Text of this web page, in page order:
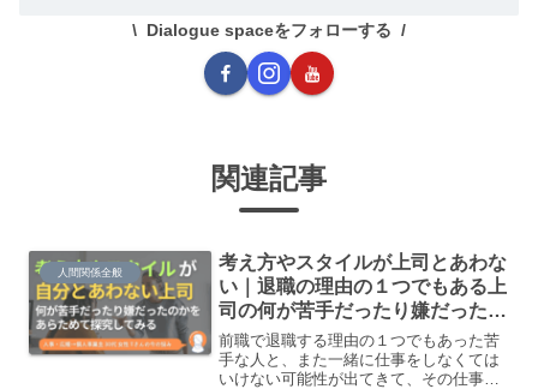
Dialogue spaceをフォローする
関連記事
人間関係全般
考え方やスタイルが上司とあわな
い｜退職の理由の１つでもある上
司の何が苦手だったり嫌だったの
かをあらためて探究してみる
前職で退職する理由の１つでもあった苦
手な人と、また一緒に仕事をしなくては
いけない可能性が出てきて、その仕事を